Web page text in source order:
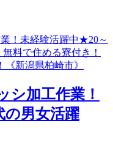
シ加工作業！
の男女活躍